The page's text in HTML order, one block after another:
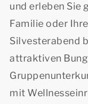
und erleben Sie
Familie oder
Silvesterabend
attraktiven
mit